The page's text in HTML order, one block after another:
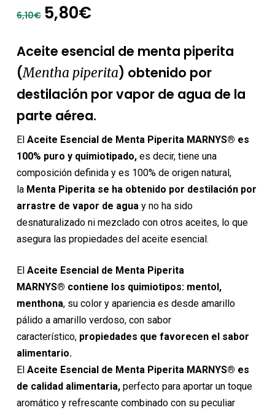
6,10€ El
original
era:
6,10€.
5,80€El
actual
es:
5,80€.
Aceite esencial de menta piperita
(Mentha piperita) obtenido por
destilación por vapor de agua de la
parte aérea.
El Aceite Esencial de Menta Piperita MARNYS® es
100% puro y quimiotipado,es decir, tiene una
composición definida y es 100% de origen natural,
la Menta Piperita se ha obtenido por destilación por
arrastre de vapor de aguay no ha sido
desnaturalizado ni mezclado con otros aceites, lo que
asegura las propiedades del aceite esencial.
El Aceite Esencial de Menta Piperita
MARNYS® contiene los quimiotipos: mentol,
menthona, su color y apariencia es desde amarillo
pálido a amarillo verdoso, con sabor
característico, propiedades que favorecen el sabor
alimentario.
El Aceite Esencial de Menta Piperita MARNYS® es
de calidad alimentaria,perfecto para aportar un toque
aromático y refrescante combinado con su peculiar